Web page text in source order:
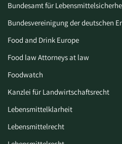
Bundesamt für
Bundesvereinigung der deutschen
Food and Drink Europe
Food law Attorneys at law
Foodwatch
Kanzlei für Landwirtschaftsrecht
Lebensmittelklarheit
Lebensmittelrecht